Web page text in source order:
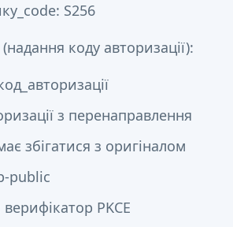
S256
коду авторизації):
з перенаправлення
збігатися з оригіналом
public
PKCE